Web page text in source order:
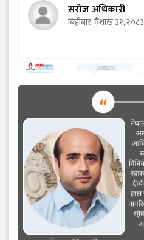
सरोज अधिकारी
बिहीबार, वैशाख ३१, २०८३